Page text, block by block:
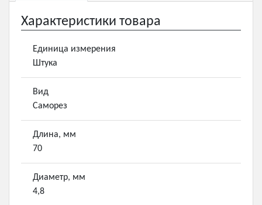
Характеристики товара
Единица измерения
Штука
Вид
Саморез
Длина, мм
70
Диаметр, мм
4,8